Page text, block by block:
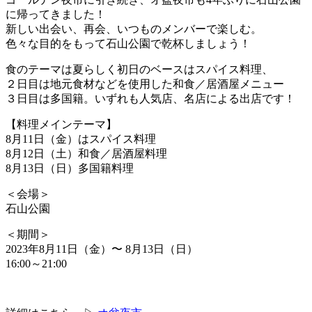
に帰ってきました！
新しい出会い、再会、いつものメンバーで楽しむ。
色々な目的をもって石山公園で乾杯しましょう！
食のテーマは夏らしく初日のベースはスパイス料理、
２日目は地元食材などを使用した和食／居酒屋メニュー
３日目は多国籍。いずれも人気店、名店による出店です！
【料理メインテーマ】
8月11日（金）はスパイス料理
8月12日（土）和食／居酒屋料理
8月13日（日）多国籍料理
＜会場＞
石山公園
＜期間＞
2023年8月11日（金）〜 8月13日（日）
16:00～21:00